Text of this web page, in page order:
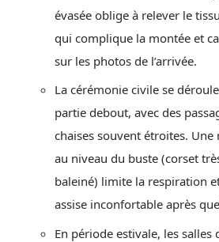
évasée oblige à relever le
qui complique la montée et
sur les photos de l’arrivée.
La cérémonie civile se
partie debout, avec des
chaises souvent étroites.
au niveau du buste (corset
baleiné) limite la respiration
assise inconfortable après
En période estivale, les salles